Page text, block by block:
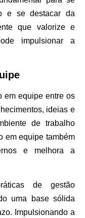
e se destacar da
que valorize e
impulsionar a
em equipe entre os
ideias e
de trabalho
em equipe também
e melhora a
de gestão
uma base sólida
Impulsionando a